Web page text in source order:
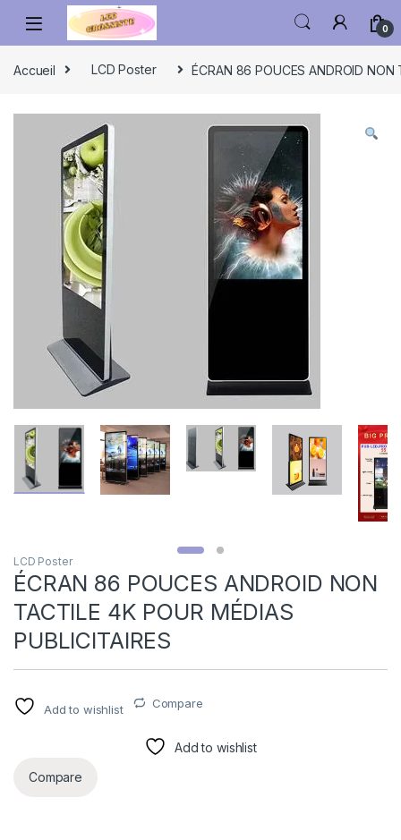
0
Accueil LCD Poster ÉCRAN 86 POUCES ANDROID NON
LCD Poster
ÉCRAN 86 POUCES ANDROID NON
TACTILE 4K POUR MÉDIAS
PUBLICITAIRES
Add to wishlist Compare
Add to wishlist
Compare